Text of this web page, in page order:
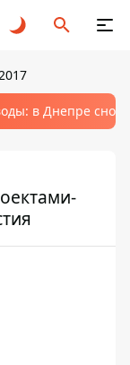
в Днепре